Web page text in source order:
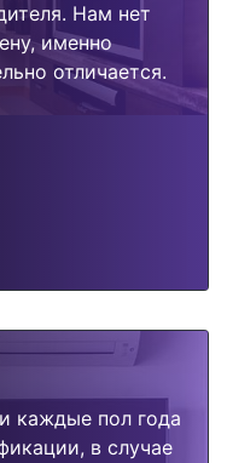
Нам нет
именно
отличается.
каждые пол года
в случае